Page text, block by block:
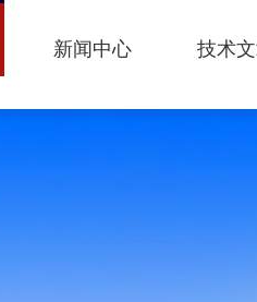
新闻中心 技术